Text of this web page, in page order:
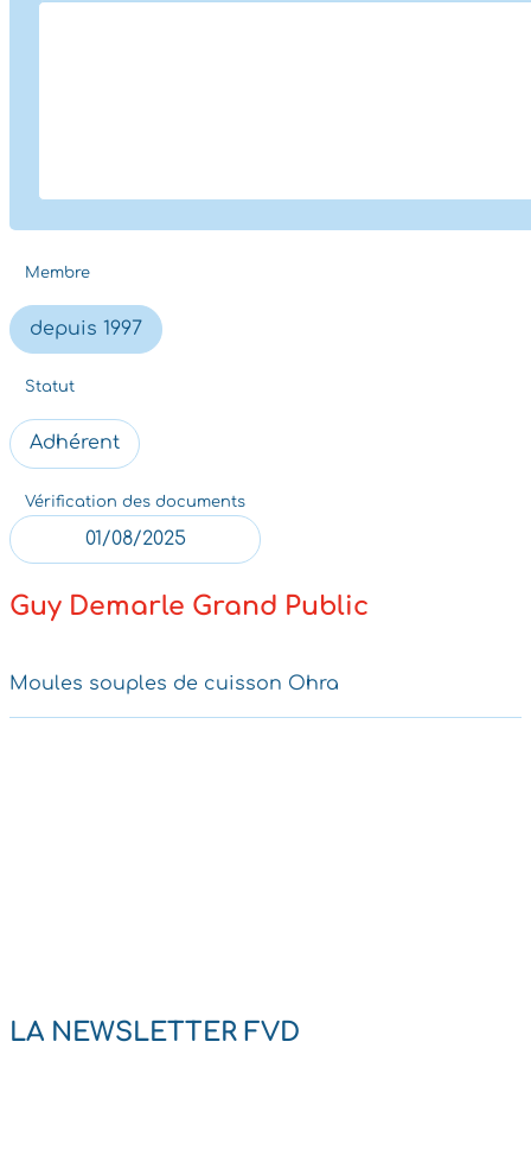
Membre
depuis 1997
Statut
Adhérent
Vérification des documents
01/08/2025
Guy Demarle Grand Public
Moules souples de cuisson Ohra
LA NEWSLETTER FVD